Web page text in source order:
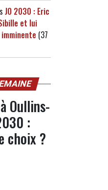
JO 2030 : Eric
et lui
(37
Oullins-
:
choix ?